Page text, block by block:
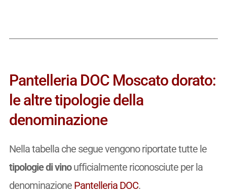
Pantelleria DOC Moscato dorato:
le altre tipologie della
denominazione
Nella tabella che segue vengono riportate tutte le
tipologie di vinoufficialmente riconosciute per la
denominazione Pantelleria DOC.